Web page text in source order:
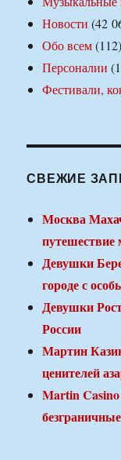
Новости (42
Обо всем(112)
Персоналии
Фестивали,
СВЕЖИЕ
Москва
Девушки
городе с
Девушки
России
Мартин
ценителей
Martin